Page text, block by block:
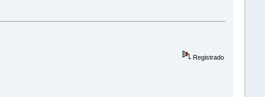
Registrado